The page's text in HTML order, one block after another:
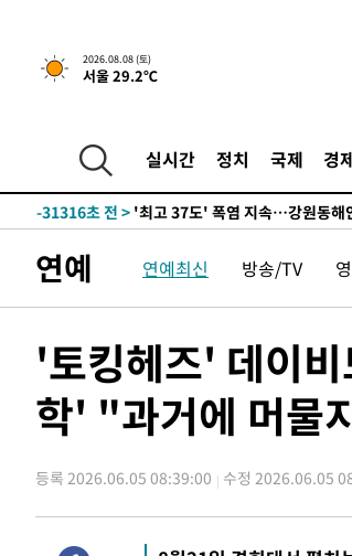
2026.08.08 (토)
서울 29.2℃
실시간 정치 국제 경
-24462초 전 >
-31316초 전 > '최고 37도' 폭염 지속…강원동해
-31336초 전 >
'최고 37도' 폭염 지속…강원동해
-24462초 전 >[속보]뉴욕증시 상승 마감…S&P
연예 연예최신 방송/TV
'토킹헤즈' 데이
학' "과거에 머물
등록 2026.06.05 08:39:00 수정 2026.06.05